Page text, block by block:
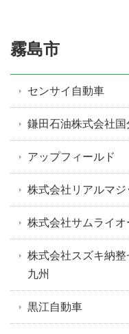
霧島市
センサイ自動車
鎌田石油株式会社
アップフィールド
株式会社リアルマジ
株式会社サムライオ
株式会社スズキ納
九州
黒江自動車